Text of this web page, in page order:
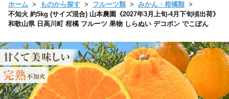
ホーム ものから探す フルーツ類
みかん・柑橘類
不知火 約5kg (サイズ混合) 山本農園《2027年3月上旬-4月下旬頃出荷》
和歌山県 日高川町 柑橘 フルーツ 果物 しらぬい デコポン でこぽん